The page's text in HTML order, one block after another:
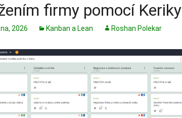
firmy pomocí Keriky
2026 Kanban a Lean Roshan Polekar